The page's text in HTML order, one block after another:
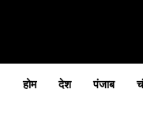
होम देश पंजाब